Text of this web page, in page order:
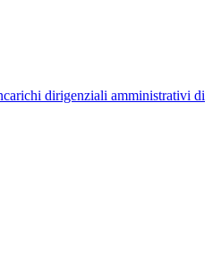
dirigenziali amministrativi di